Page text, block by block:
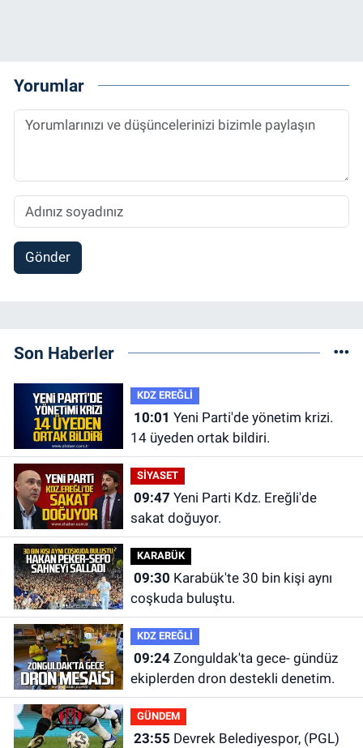
Yorumlar
Gönder
Son Haberler
KDZ EREĞLİ
10:01
14 üyeden ortak bildiri.
SİYASET
09:47
sakat doğuyor.
KARABÜK
09:30
coşkuda buluştu.
KDZ EREĞLİ
09:24Zonguldak'ta gece- gündüz
ekiplerden dron destekli denetim.
GÜNDEM
23:55